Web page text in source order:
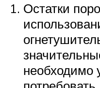
Остатки
необходимо